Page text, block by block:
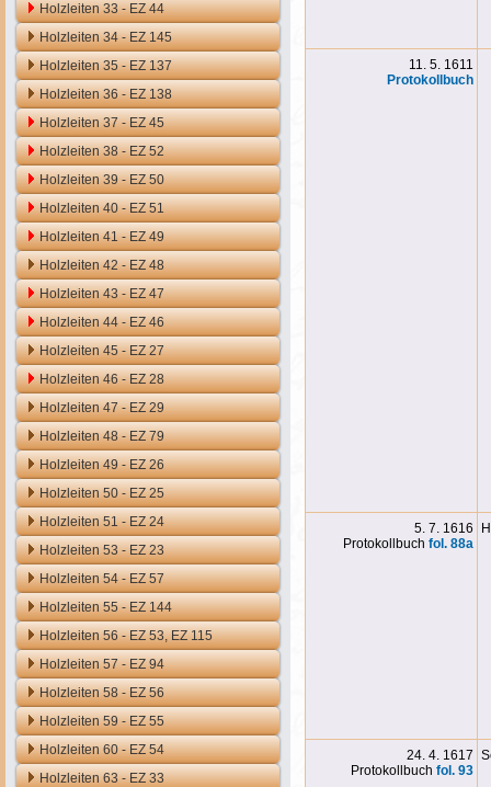
Holzleiten 33 - EZ 44
Holzleiten 34 - EZ 145
Holzleiten 35 - EZ 137
Holzleiten 36 - EZ 138
Holzleiten 37 - EZ 45
Holzleiten 38 - EZ 52
Holzleiten 39 - EZ 50
Holzleiten 40 - EZ 51
Holzleiten 41 - EZ 49
Holzleiten 42 - EZ 48
Holzleiten 43 - EZ 47
Holzleiten 44 - EZ 46
Holzleiten 45 - EZ 27
Holzleiten 46 - EZ 28
Holzleiten 47 - EZ 29
Holzleiten 48 - EZ 79
Holzleiten 49 - EZ 26
Holzleiten 50 - EZ 25
Holzleiten 51 - EZ 24
Holzleiten 53 - EZ 23
Holzleiten 54 - EZ 57
Holzleiten 55 - EZ 144
Holzleiten 56 - EZ 53, EZ 115
Holzleiten 57 - EZ 94
Holzleiten 58 - EZ 56
Holzleiten 59 - EZ 55
Holzleiten 60 - EZ 54
Holzleiten 63 - EZ 33
11. 5. 1611
Protokollbuch
5. 7. 1616
Protokollbuch fol. 88a
24. 4. 1617
Protokollbuch fol. 93